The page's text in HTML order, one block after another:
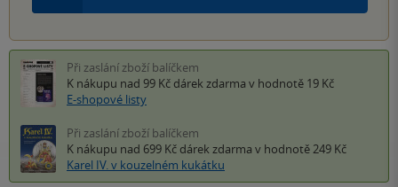
Při zaslání zboží balíčkem
K nákupu nad 99 Kč dárek zdarma v hodnotě 19 Kč
E-shopové listy
Při zaslání zboží balíčkem
K nákupu nad 699 Kč dárek zdarma v hodnotě 249 Kč
Karel IV. v kouzelném kukátku